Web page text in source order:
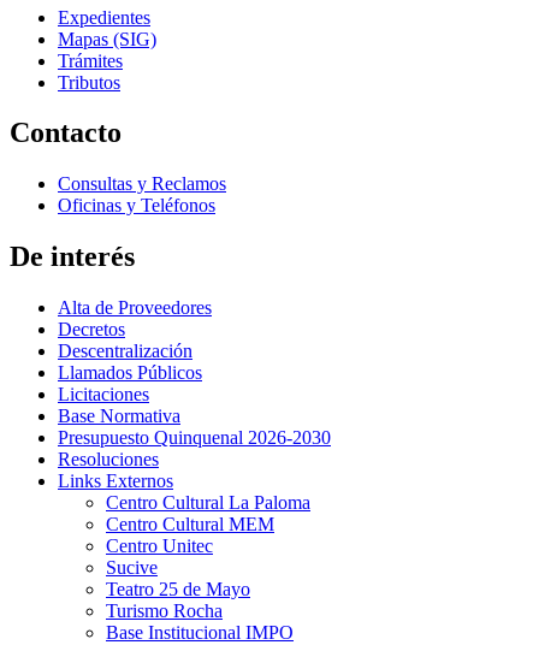
Expedientes
Mapas (SIG)
Trámites
Tributos
Contacto
Consultas y Reclamos
Oficinas y Teléfonos
De interés
Alta de Proveedores
Decretos
Descentralización
Llamados Públicos
Licitaciones
Base Normativa
Presupuesto Quinquenal 2026-2030
Resoluciones
Links Externos
Centro Cultural La Paloma
Centro Cultural MEM
Centro Unitec
Sucive
Teatro 25 de Mayo
Turismo Rocha
Base Institucional IMPO